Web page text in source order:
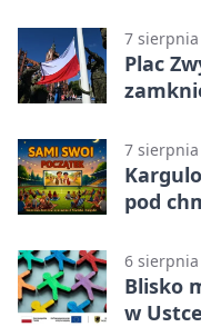
7
Plac
7
pod
6
Blisko
w